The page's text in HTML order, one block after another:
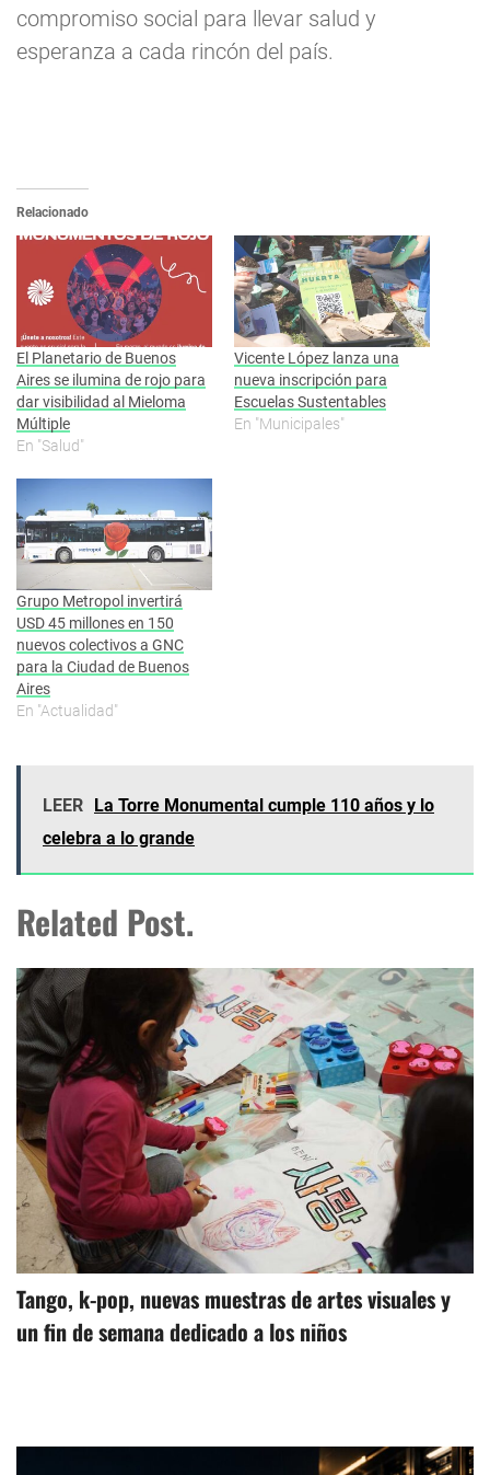
compromiso social para llevar salud y
esperanza a cada rincón del país.
Relacionado
El Planetario de Buenos
Aires se ilumina de rojo para
dar visibilidad al Mieloma
Múltiple
En "Salud"
Vicente López lanza una
nueva inscripción para
Escuelas Sustentables
En "Municipales"
Grupo Metropol invertirá
USD 45 millones en 150
nuevos colectivos a GNC
para la Ciudad de Buenos
Aires
En "Actualidad"
LEER
La Torre Monumental cumple 110 años y lo
celebra a lo grande
Related Post.
Tango, k-pop, nuevas muestras de artes visuales y
un fin de semana dedicado a los niños